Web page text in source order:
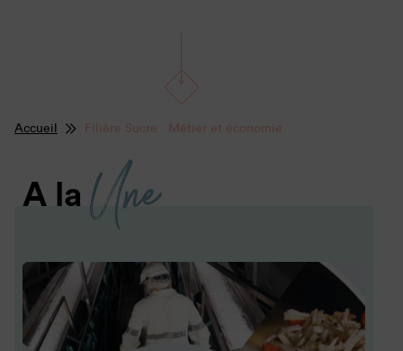
Accueil Filière Sucre : Métier et économie
A la Une